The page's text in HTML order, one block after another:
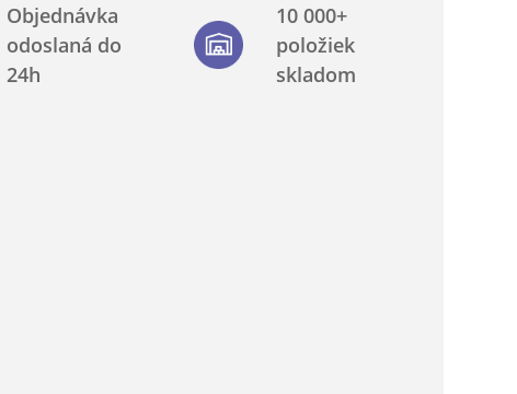
Objednávka
odoslaná do
24h
10 000+
položiek
skladom